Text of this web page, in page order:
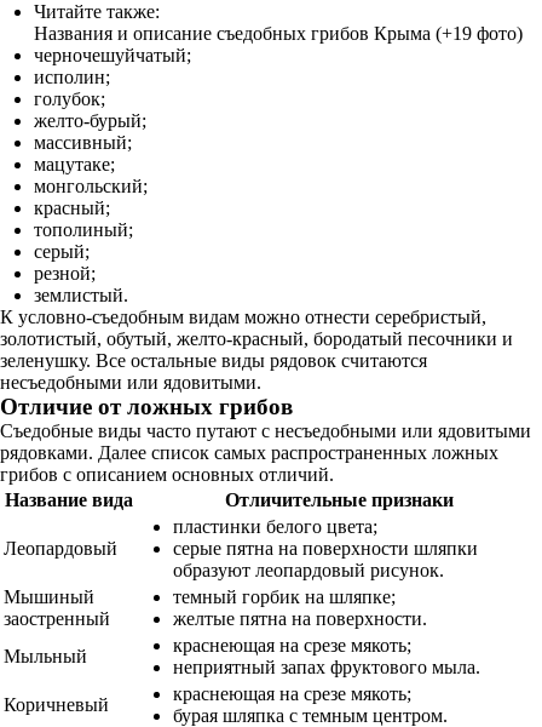
Читайте также:
Названия и описание съедобных грибов Крыма (+19 фото)
черночешуйчатый;
исполин;
голубок;
желто-бурый;
массивный;
мацутаке;
монгольский;
красный;
тополиный;
серый;
резной;
землистый.
К условно-съедобным видам можно отнести серебристый,
золотистый, обутый, желто-красный, бородатый песочники и
зеленушку. Все остальные виды рядовок считаются
несъедобными или ядовитыми.
Отличие от ложных грибов
Съедобные виды часто путают с несъедобными или ядовитыми
рядовками. Далее список самых распространенных ложных
грибов с описанием основных отличий.
Название вида
Отличительные признаки
Леопардовый
пластинки белого цвета;
серые пятна на поверхности шляпки
образуют леопардовый рисунок.
Мышиный
заостренный
темный горбик на шляпке;
желтые пятна на поверхности.
Мыльный
краснеющая на срезе мякоть;
неприятный запах фруктового мыла.
Коричневый
краснеющая на срезе мякоть;
бурая шляпка с темным центром.